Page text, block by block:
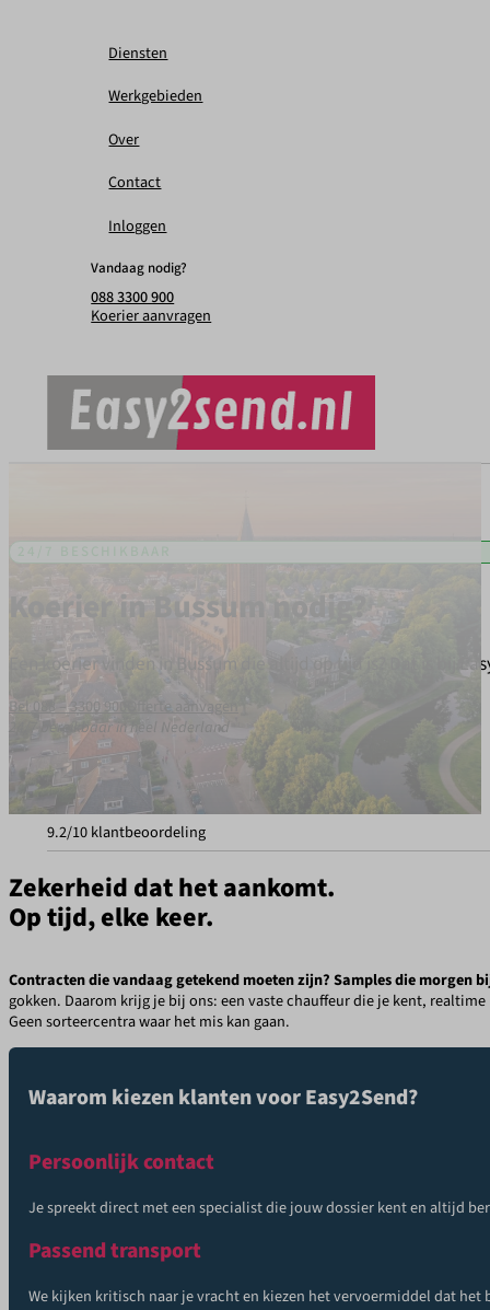
Diensten
Werkgebieden
Over
Contact
Inloggen
Vandaag nodig?
088 3300 900
Koerier aanvragen
Koerier in Bussum nodig?
Een koerier vinden in Bussum die altijd op tijd is? Dat is bij
Bel 088 – 3300 900
Offerte aanvagen
24/7 bereikbaar in heel Nederland
9.2/10 klantbeoordeling
Zekerheid dat het aankomt.
Op tijd, elke keer.
Contracten die vandaag getekend moeten zijn? Samples die morgen
gokken. Daarom krijg je bij ons: een vaste chauffeur die je kent,
Geen sorteercentra waar het mis kan gaan.
Waarom kiezen klanten voor Easy2Send?
Persoonlijk contact
Je spreekt direct met een specialist die jouw dossier kent en altijd
Passend transport
We kijken kritisch naar je vracht en kiezen het vervoermiddel dat het